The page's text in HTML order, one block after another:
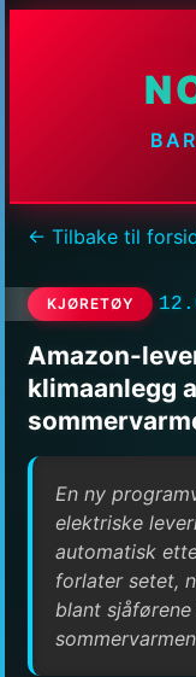
← Tilbake til
KJØRETØY
Amazon-
klimaanlegg
En ny
elektriske
automatisk
forlater setet,
blant